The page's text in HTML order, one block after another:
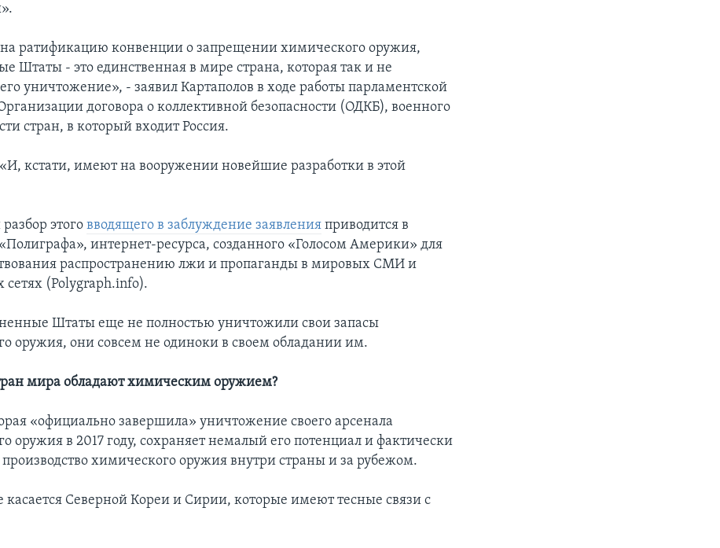
ратификацию конвенции о запрещении химического оружия,
Штаты - это единственная в мире страна, которая так и не
уничтожение», - заявил Картаполов в ходе работы парламентской
договора о коллективной безопасности (ОДКБ), военного
стран, в который входит Россия.
кстати, имеют на вооружении новейшие разработки в этой
этоговводящего в заблуждение заявления приводится в
интернет-ресурса, созданного «Голосом Америки» для
распространению лжи и пропаганды в мировых СМИ и
сетях (Polygraph.info).
Штаты еще не полностью уничтожили свои запасы
оружия, они совсем не одиноки в своем обладании им.
мира обладают химическим оружием?
«официально завершила» уничтожение своего арсенала
оружия в 2017 году, сохраняет немалый его потенциал и фактически
производство химического оружия внутри страны и за рубежом.
касается Северной Кореи и Сирии, которые имеют тесные связи с